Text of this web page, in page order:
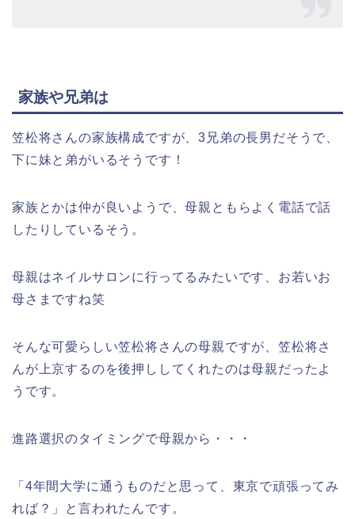
家族や兄弟は
笠松将さんの家族構成ですが、3兄弟の長男だそうで、
下に妹と弟がいるそうです！
家族とかは仲が良いようで、母親ともらよく電話で話
したりしているそう。
母親はネイルサロンに行ってるみたいです、お若いお
母さまですね笑
そんな可愛らしい笠松将さんの母親ですが、笠松将さ
んが上京するのを後押ししてくれたのは母親だったよ
うです。
進路選択のタイミングで母親から・・・
「4年間大学に通うものだと思って、東京で頑張ってみ
れば？」と言われたんです。